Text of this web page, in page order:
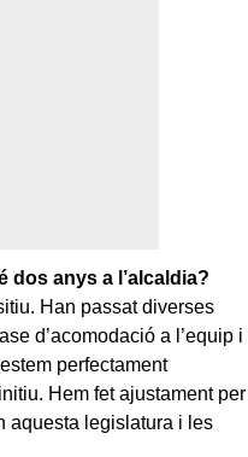
dos anys a l’alcaldia?
Han passat diverses
d’acomodació a l’equip i
perfectament
Hem fet ajustament per
aquesta legislatura i les